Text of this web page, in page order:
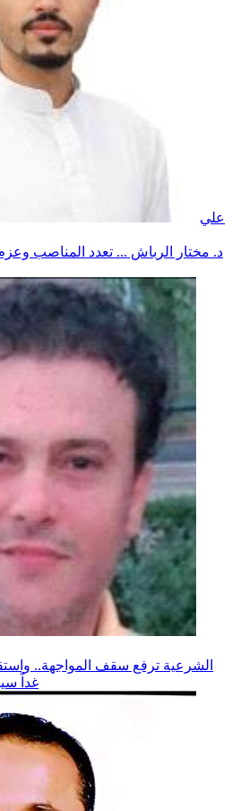
علي
د. مختار الرباش ... تعدد المناصب
الشرعية ترفع سقف المواجهة..
غداً